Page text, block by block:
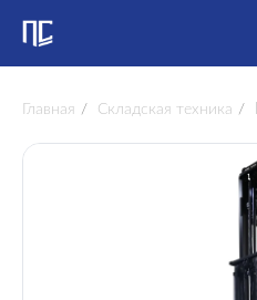
Главная / Складская техника /